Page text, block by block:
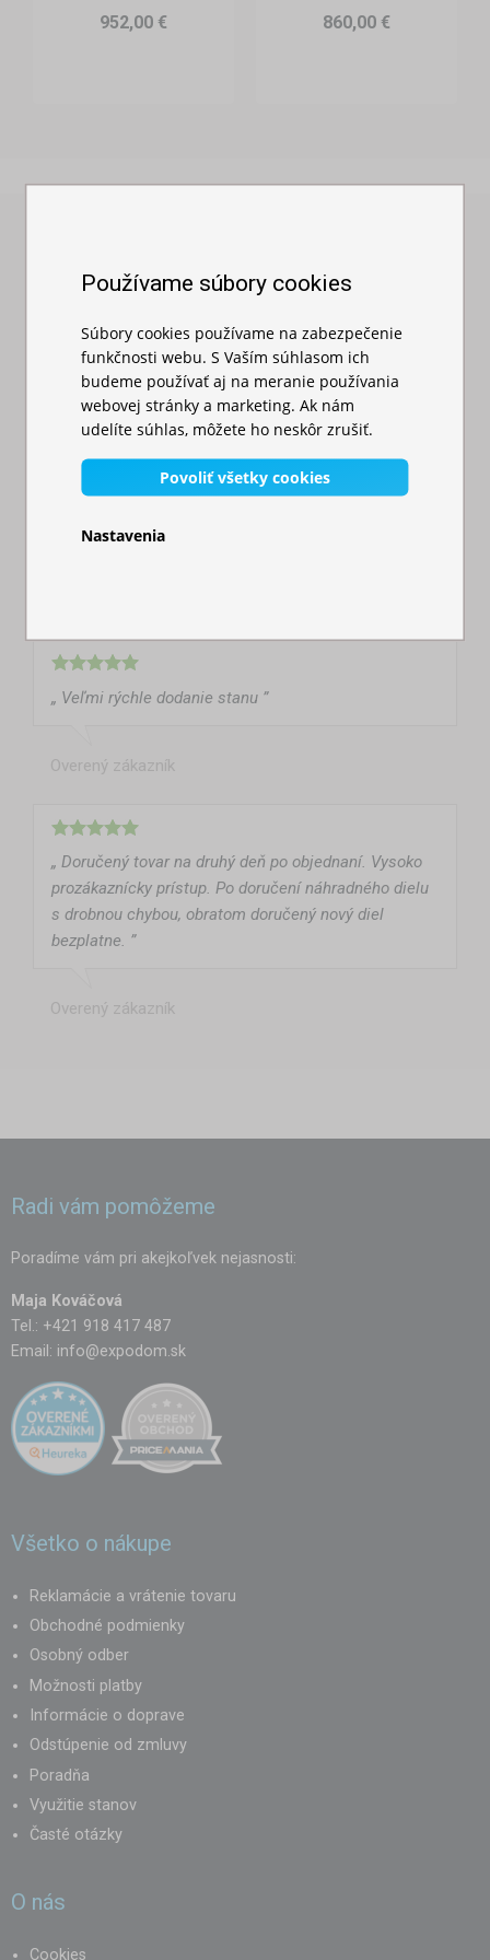
Organizátori farmárskych trhov a jarmokov
952,00 €
860,00 €
Heuréka
„ Rýchle dodanie. Pri komunikácii ochotná milá pani
ktorá vedela odpovedať poradila s výberom. Dodanie
rýchle. Ešte aj pri zle zasanej platbe storno a hneď a
stany a doplnky k nim tak určite tu ”
„ Veľmi rýchle dodanie stanu ”
Overený zákazník
„ Doručený tovar na druhý deň po objednaní. Vysoko
prozákaznícky prístup. Po doručení náhradného dielu
s drobnou chybou, obratom doručený nový diel
bezplatne. ”
Overený zákazník
Radi vám pomôžeme
Poradíme vám pri akejkoľvek nejasnosti:
Maja Kováčová
Tel.: +421 918 417 487
Email: info@expodom.sk
Všetko o nákupe
Reklamácie a vrátenie tovaru
Obchodné podmienky
Osobný odber
Možnosti platby
Informácie o doprave
Odstúpenie od zmluvy
Poradňa
Využitie stanov
Časté otázky
O nás
Cookies
Používame súbory cookies
Súbory cookies používame na zabezpečenie
funkčnosti webu. S Vaším súhlasom ich
budeme používať aj na meranie používania
webovej stránky a marketing. Ak nám
udelíte súhlas, môžete ho neskôr zrušiť.
Povoliť všetky cookies
Nastavenia